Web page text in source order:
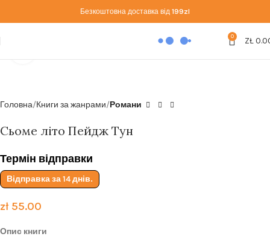
Безкоштовна доставка від 199zl
0 ZŁ
Головна Книги за жанрами Романи
Сьоме літо Пейдж Тун
Термін відправки
Відправка за 14 днів.
zł55.00
Опис книги